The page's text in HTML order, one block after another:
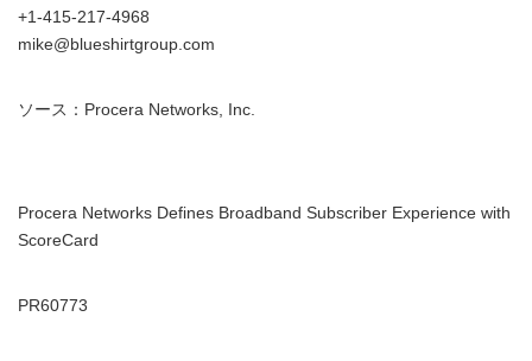
+1-415-217-4968
mike@blueshirtgroup.com
ソース：Procera Networks, Inc.
Procera Networks Defines Broadband Subscriber Experience with
ScoreCard
PR60773